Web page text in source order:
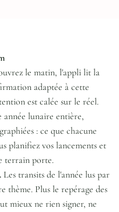
le matin, l'appli lit la
adaptée à cette
est calée sur le réel.
année lunaire entière,
: ce que chacune
planifiez vos lancements et
terrain porte.
Les transits de l'année lus par
thème. Plus le repérage des
mieux ne rien signer, ne